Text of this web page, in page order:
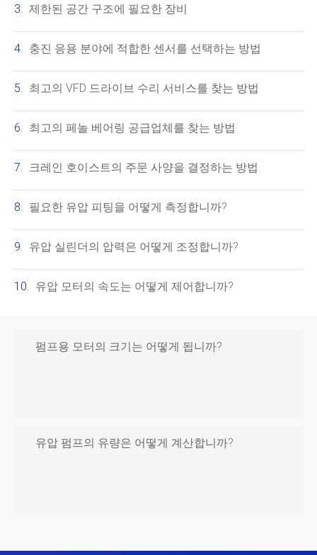
제한된 공간 구조에 필요한 장비
충진 응용 분야에 적합한 센서를 선택하는 방법
최고의 VFD 드라이브 수리 서비스를 찾는 방법
최고의 페놀 베어링 공급업체를 찾는 방법
크레인 호이스트의 주문 사양을 결정하는 방법
필요한 유압 피팅을 어떻게 측정합니까?
유압 실린더의 압력은 어떻게 조정합니까?
유압 모터의 속도는 어떻게 제어합니까?
펌프용 모터의 크기는 어떻게 됩니까?
유압 펌프의 유량은 어떻게 계산합니까?